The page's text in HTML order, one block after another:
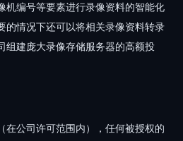
机编号等要素进行录像资料的智能化
的情况下还可以将相关录像资料转录
组建庞大录像存储服务器的高额投
在公司许可范围内），任何被授权的